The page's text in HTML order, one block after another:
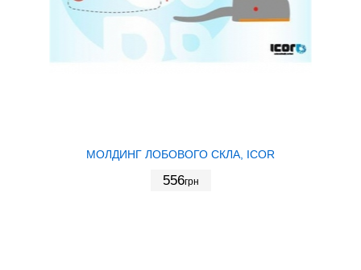
МОЛДИНГ ЛОБОВОГО СКЛА, ICOR
556грн